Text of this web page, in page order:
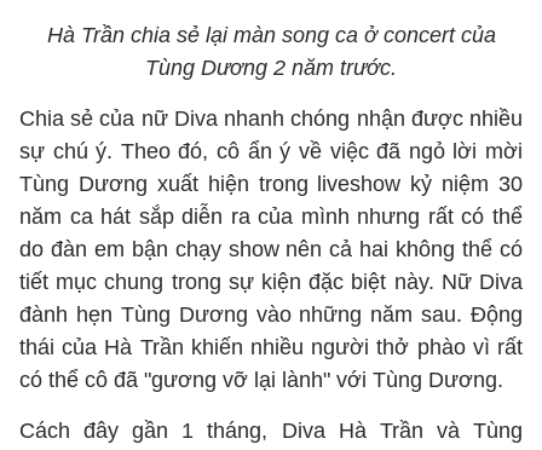
Hà Trần chia sẻ lại màn song ca ở concert của
Tùng Dương 2 năm trước.
Chia sẻ của nữ Diva nhanh chóng nhận được nhiều
sự chú ý. Theo đó, cô ẩn ý về việc đã ngỏ lời mời
Tùng Dương xuất hiện trong liveshow kỷ niệm 30
năm ca hát sắp diễn ra của mình nhưng rất có thể
do đàn em bận chạy show nên cả hai không thể có
tiết mục chung trong sự kiện đặc biệt này. Nữ Diva
đành hẹn Tùng Dương vào những năm sau. Động
thái của Hà Trần khiến nhiều người thở phào vì rất
có thể cô đã "gương vỡ lại lành" với Tùng Dương.
Cách đây gần 1 tháng, Diva Hà Trần và Tùng